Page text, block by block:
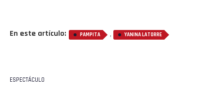
En este artículo: PAMPITA , YANINA LATORRE
ESPECTÁCULO